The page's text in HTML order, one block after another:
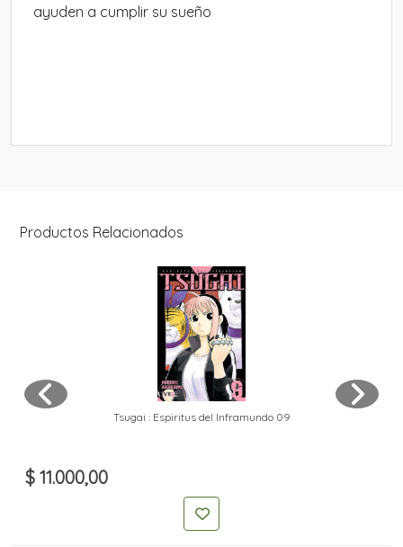
ayuden a cumplir su sueño
Productos Relacionados
Tsugai : Espiritus del Inframundo 09
$ 11.000,00